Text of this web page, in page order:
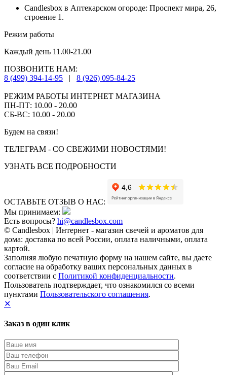
Candlesbox в Аптекарском огороде: Проспект мира, 26,
строение 1.
Режим работы
Каждый день 11.00-21.00
ПОЗВОНИТЕ НАМ:
8 (499) 394-14-95
| 8 (926) 095-84-25
РЕЖИМ РАБОТЫ ИНТЕРНЕТ МАГАЗИНА
ПН-ПТ: 10.00 - 20.00
СБ-ВС: 10.00 - 20.00
Будем на связи!
ТЕЛЕГРАМ - СО СВЕЖИМИ НОВОСТЯМИ!
УЗНАТЬ ВСЕ ПОДРОБНОСТИ
ОСТАВЬТЕ ОТЗЫВ О НАС:
Мы принимаем:
Есть вопросы? hi@candlesbox.com
© Candlesbox | Интернет - магазин свечей и ароматов для
дома: доставка по всей России, оплата наличными, оплата
картой.
Заполняя любую печатную форму на нашем сайте, вы даете
согласие на обработку ваших персональных данных в
соответствии с Политикой конфиденциальности.
Пользователь подтверждает, что ознакомился со всеми
пунктами Пользовательского соглашения.
✕
Заказ в один клик